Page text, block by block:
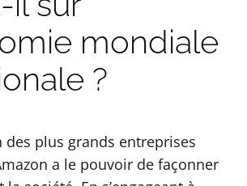
mondiale
?
des plus grands entreprises
a le pouvoir de façonner